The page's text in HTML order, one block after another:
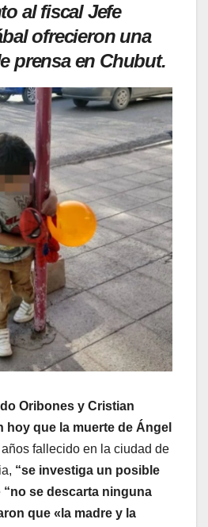
al fiscal Jefe
ofrecieron una
prensa en Chubut.
Oribones y Cristian
hoy que la muerte de Ángel
fallecido en la ciudad de
“se investiga un posible
“no se descarta ninguna
que «la madre y la